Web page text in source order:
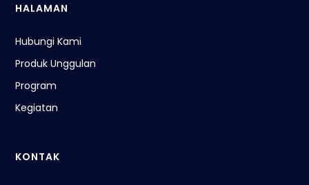
HALAMAN
Hubungi Kami
Produk Unggulan
Program
Kegiatan
KONTAK